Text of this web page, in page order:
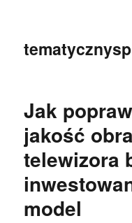
Jak
jakość
telewizora
model